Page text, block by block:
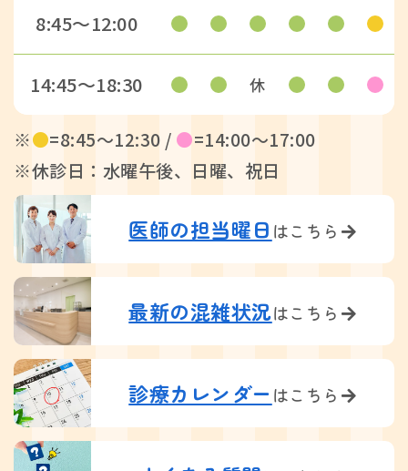
8:45〜12:00
14:45〜18:30 休
※●=8:45〜12:30 / ●=14:00〜17:00
※休診日：水曜午後、日曜、祝日
医師の担当曜日 はこちら
最新の混雑状況はこちら
診療カレンダーはこちら